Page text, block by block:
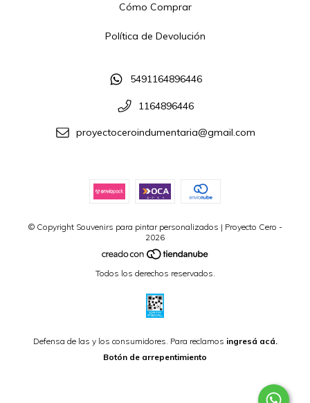
Cómo Comprar
Política de Devolución
5491164896446
1164896446
proyectoceroindumentaria@gmail.com
© Copyright Souvenirs para pintar personalizados | Proyecto Cero -
2026
Todos los derechos reservados.
Defensa de las y los consumidores. Para reclamos ingresá acá.
Botón de arrepentimiento